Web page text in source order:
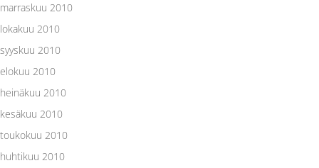
marraskuu 2010
lokakuu 2010
syyskuu 2010
elokuu 2010
heinäkuu 2010
kesäkuu 2010
toukokuu 2010
huhtikuu 2010